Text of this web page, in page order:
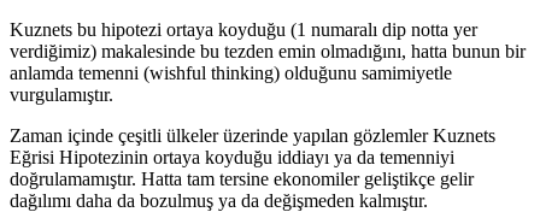
Kuznets bu hipotezi ortaya koyduğu (1 numaralı dip notta yer
verdiğimiz) makalesinde bu tezden emin olmadığını, hatta bunun bir
anlamda temenni (wishful thinking) olduğunu samimiyetle
vurgulamıştır.
Zaman içinde çeşitli ülkeler üzerinde yapılan gözlemler Kuznets
Eğrisi Hipotezinin ortaya koyduğu iddiayı ya da temenniyi
doğrulamamıştır. Hatta tam tersine ekonomiler geliştikçe gelir
dağılımı daha da bozulmuş ya da değişmeden kalmıştır.